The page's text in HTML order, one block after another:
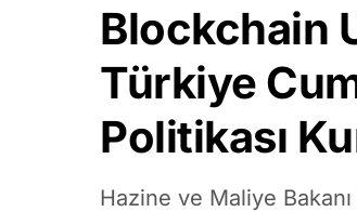
Blockchain
Türkiye
Politikası
Hazine ve Maliye